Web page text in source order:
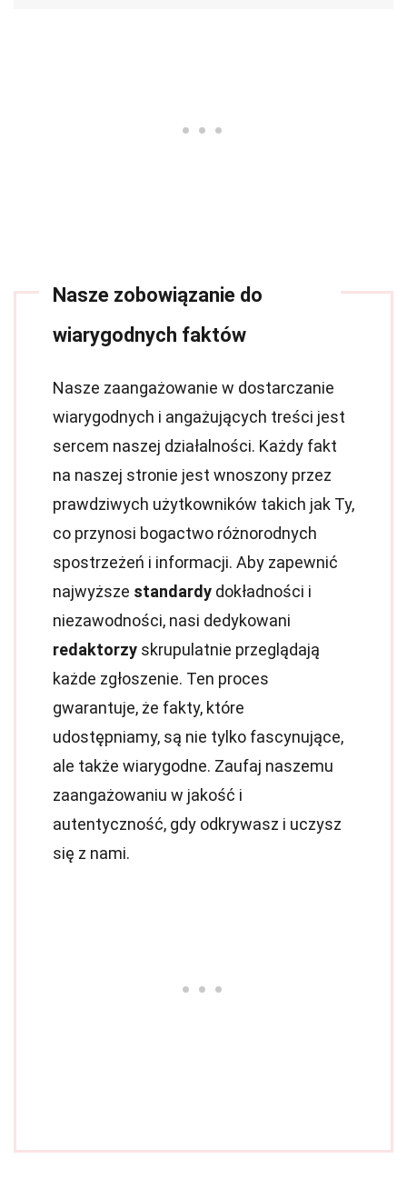
Nasze zobowiązanie do
wiarygodnych faktów
Nasze zaangażowanie w dostarczanie
wiarygodnych i angażujących treści jest
sercem naszej działalności. Każdy fakt
na naszej stronie jest wnoszony przez
prawdziwych użytkowników takich jak Ty,
co przynosi bogactwo różnorodnych
spostrzeżeń i informacji. Aby zapewnić
najwyższe standardy dokładności i
niezawodności, nasi dedykowani
redaktorzy skrupulatnie przeglądają
każde zgłoszenie. Ten proces
gwarantuje, że fakty, które
udostępniamy, są nie tylko fascynujące,
ale także wiarygodne. Zaufaj naszemu
zaangażowaniu w jakość i
autentyczność, gdy odkrywasz i uczysz
się z nami.